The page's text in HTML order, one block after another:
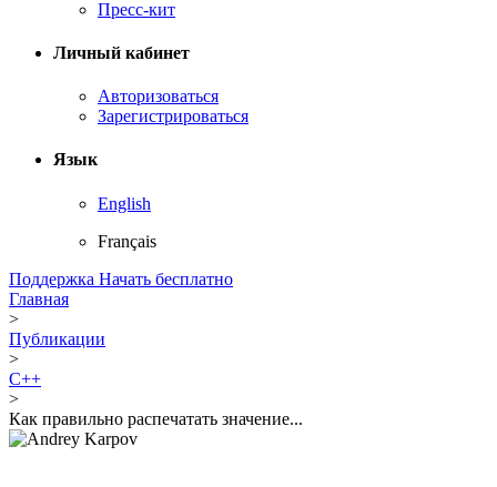
Пресс-кит
Личный кабинет
Авторизоваться
Зарегистрироваться
Язык
English
Français
Поддержка Начать бесплатно
Главная
>
Публикации
>
C++
>
Как правильно распечатать значение...